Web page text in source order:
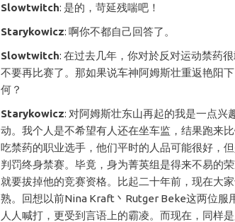
Slowtwitch: 是的，苛延残喘吧！
Starykowicz: 啊你不都自己回答了。
Slowtwitch: 在过去几年，你对於反对运动禁药
不要再比赛了。那如果说车神阿姆斯壮重返艳阳
何？
Starykowicz: 对阿姆斯壮东山再起的我是一点兴
动。我个人是不希望有人还在坐车监，结果跑来
吃禁药的职业选手，他们平时的人品可能很好，
判罚终身禁赛。毕竟，身为菁英组是得来不易的
就要拔掉他的竞赛资格。比起二十年前，现在大
熟。回想以前Nina Kraft丶Rutger Beke这两位服
人人喊打，更受到言语上的霸凌。而现在，同样